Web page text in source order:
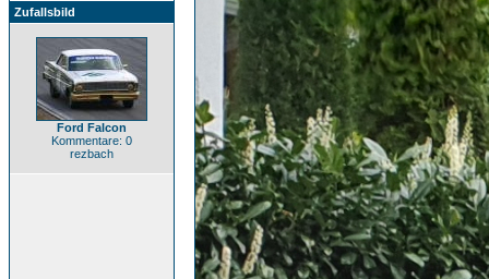
Zufallsbild
Ford Falcon
Kommentare: 0
rezbach